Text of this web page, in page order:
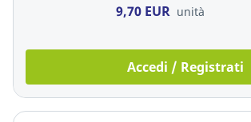
9,70 EUR unità
Accedi / Registrati